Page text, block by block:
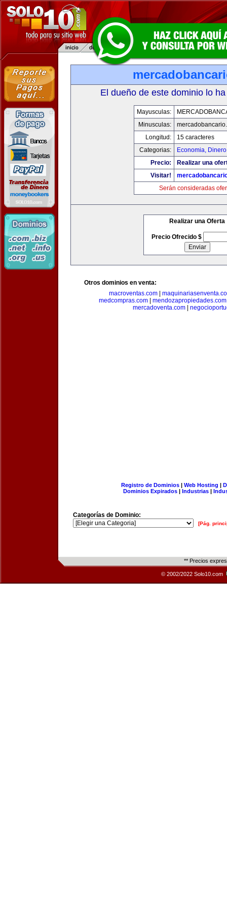
El dueño de este dominio lo
Mayusculas:
Minusculas:
Longitud:
15 caracteres
Categorias:
Economia,
Precio:
Realizar una
Visitar!
Serán consideradas
Realizar una Oferta
Precio Ofrecido $
Otros dominios en venta:
macroventas.com
medcompras.com| mendozapropiedades.com
mercadoventa.com
Registro de Dominios| Web Hosting |
Dominios Expirados | Industrias |
Categorías de Dominio:
[Pág.
** Precios
© 2002/2022 Solo10.com